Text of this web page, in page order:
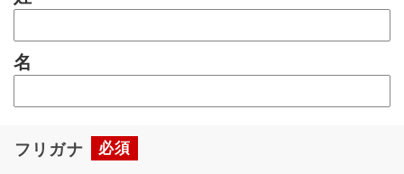
名
フリガナ 必須